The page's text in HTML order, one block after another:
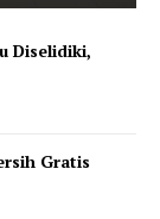
Diselidiki,
Gratis